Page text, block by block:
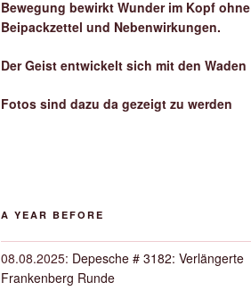
Bewegung bewirkt Wunder im Kopf ohne
Beipackzettel und Nebenwirkungen.
Der Geist entwickelt sich mit den Waden
Fotos sind dazu da gezeigt zu werden
A YEAR BEFORE
08.08.2025: Depesche # 3182: Verlängerte
Frankenberg Runde